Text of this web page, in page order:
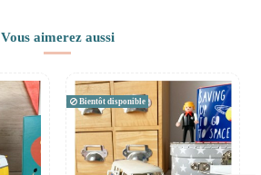
Vous aimerez aussi
Bientôt disponible